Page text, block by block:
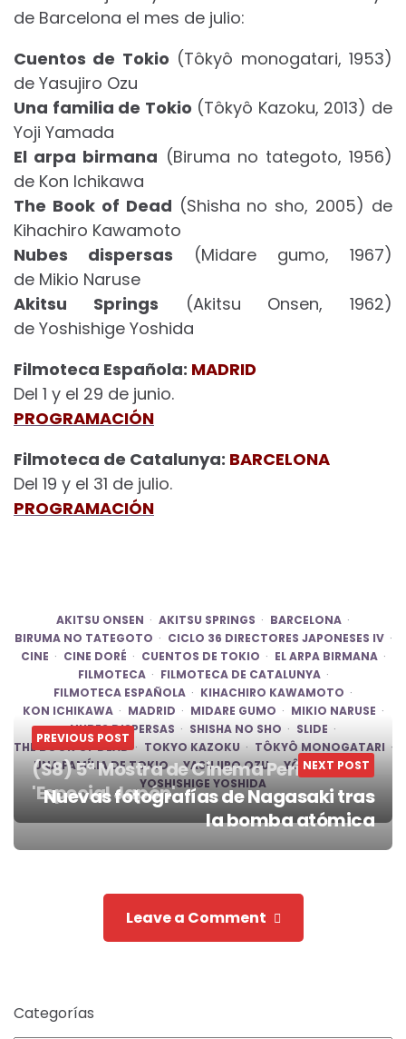
de Barcelona el mes de julio:
Cuentos de Tokio (Tôkyô monogatari, 1953)
de Yasujiro Ozu
Una familia de Tokio (Tôkyô Kazoku, 2013) de
Yoji Yamada
El arpa birmana (Biruma no tategoto, 1956)
de Kon Ichikawa
The Book of Dead (Shisha no sho, 2005) de
Kihachiro Kawamoto
Nubes dispersas (Midare gumo, 1967)
de Mikio Naruse
Akitsu Springs (Akitsu Onsen, 1962)
de Yoshishige Yoshida
Filmoteca Española: MADRID
Del 1 y el 29 de junio.
PROGRAMACIÓN
Filmoteca de Catalunya: BARCELONA
Del 19 y el 31 de julio.
PROGRAMACIÓN
AKITSU ONSEN AKITSU SPRINGS
BARCELONA
BIRUMA NO TATEGOTO
CICLO 36 DIRECTORES JAPONESES IV
CINE
CINE DORÉ CUENTOS DE TOKIO
EL ARPA BIRMANA
FILMOTECA
FILMOTECA DE CATALUNYA
FILMOTECA ESPAÑOLA
KIHACHIRO KAWAMOTO
KON ICHIKAWA
MADRID MIDARE GUMO
MIKIO NARUSE
NUBES DISPERSAS
SHISHA NO SHO
SLIDE
THE BOOK OF DEAD
TOKYO KAZOKU
TÔKYÔ MONOGATARI
UNA FAMÍLIA DE TOKIO
YASUJIRO OZU
YÔJI YAMADA
YOSHISHIGE YOSHIDA
Post
navigation
PREVIOUS POST
(S8) 5ª Mostra de Cinema Periférico
'Especial Japón'
NEXT POST
Nuevas fotografías de Nagasaki tras
la bomba atómica
Leave a Comment
Categorías